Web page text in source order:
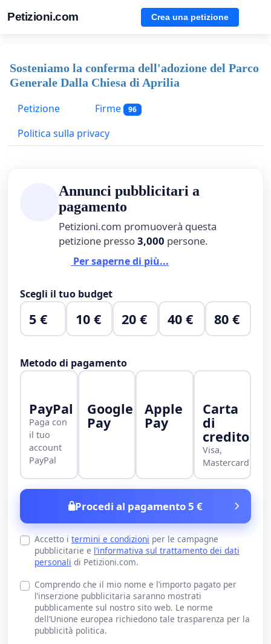
Petizioni.com Crea una petizione
Sosteniamo la conferma dell'adozione del Parco
Generale Dalla Chiesa di Aprilia
Petizione
Firme 96
Politica sulla privacy
Annunci pubblicitari a
pagamento
Petizioni.com promuoverà questa
petizione presso3,000 persone.
Per saperne di più...
Scegli il tuo budget
5 € 10 € 20 € 40 € 80 €
Metodo di pagamento
PayPal
Paga con
il tuo
account
PayPal
Google
Pay
Apple
Pay
Carta
di
credito
Visa,
Mastercard
Procedi al pagamento 5 €
Accetto i termini e condizioni per le campagne
pubblicitarie e l’informativa sul trattamento dei dati
personali di Petizioni.com.
Comprendo che il mio nome e l’importo pagato per
l’inserzione pubblicitaria saranno mostrati
pubblicamente sul nostro sito web. Le norme
dell’Unione europea richiedono tale trasparenza per la
pubblicità politica.